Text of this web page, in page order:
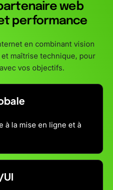
web
performance
en combinant vision
maîtrise technique, pour
vos objectifs.
à la mise en ligne et à
UI